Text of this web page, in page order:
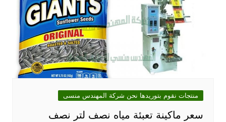
منتجات نقوم بتوريدها نحن شركة المهندس منسى
سعر ماكينة تعبئة مياه نصف لتر نصف